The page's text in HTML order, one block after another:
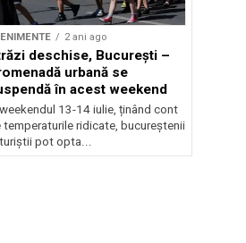
2 ani ago
deschise, București –
urbană se
în acest weekend
13-14 iulie, ținând cont
temperaturile ridicate, bucureștenii
pot opta...